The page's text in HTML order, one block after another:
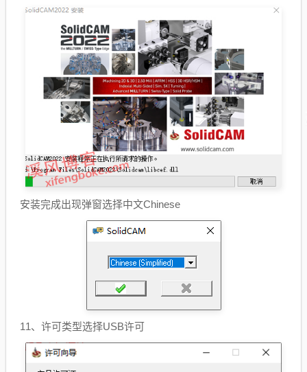
安装完成出现弹窗选择中文Chinese
11、许可类型选择USB许可